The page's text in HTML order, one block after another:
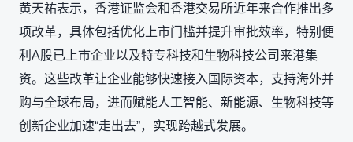
黄天祐表示，香港证监会和香港交易所近年来合作推出多
项改革，具体包括优化上市门槛并提升审批效率，特别便
利A股已上市企业以及特专科技和生物科技公司来港集
资。这些改革让企业能够快速接入国际资本，支持海外并
购与全球布局，进而赋能人工智能、新能源、生物科技等
创新企业加速“走出去”，实现跨越式发展。